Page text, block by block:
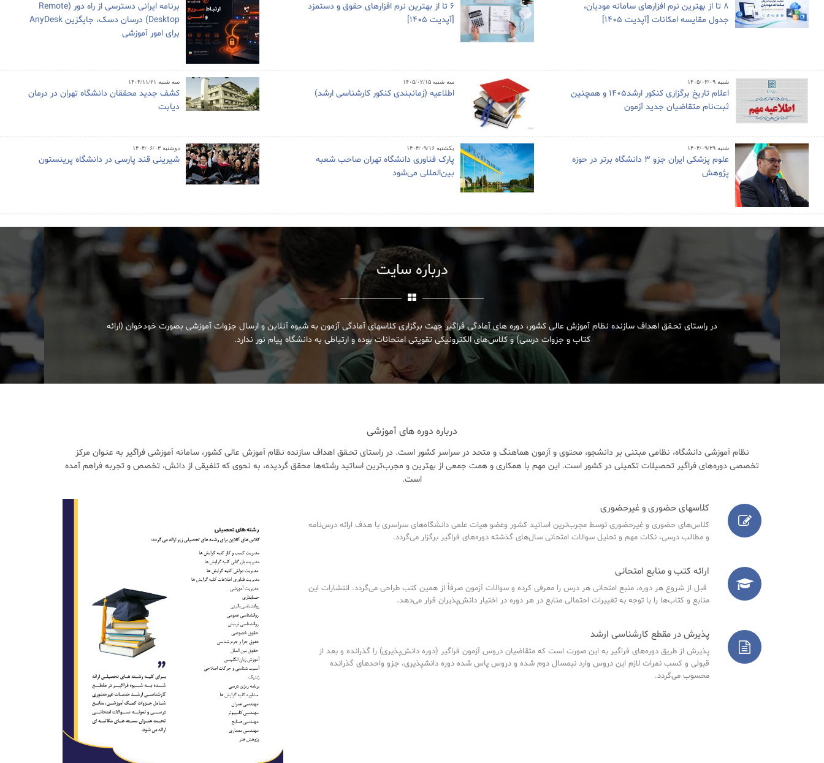
8 تا از بهترین نرم افزارهای سامانه مودیان،
جدول مقایسه امکانات [آپدیت 1405]
6 تا از بهترین نرم افزارهای حقوق و دستمزد
[آپدیت 1405]
برنامه ایرانی دسترسی از راه دور (Remote
Desktop) درسان دسک، جایگزین AnyDesk
برای امور آموزشی
شنبه ۱۴۰۵/۰۳/۰۹
اعلام تاریخ برگزاری کنکور ارشد1405 و همچنین
ثبت‌نام متقاضیان جدید آزمون
سه شنبه ۱۴۰۵/۰۲/۱۵
اطلاعیه (زمانبندی کنکور کارشناسی ارشد)
سه شنبه ۱۴۰۴/۱۱/۲۱
کشف جدید محققان دانشگاه تهران در درمان
دیابت
شنبه ۱۴۰۴/۰۹/۲۹
علوم پزشکی ایران جزو ۳ دانشگاه برتر در حوزه
پژوهش
یکشنبه ۱۴۰۴/۰۹/۱۶
پارک فناوری دانشگاه تهران صاحب شعبه
بین‌المللی می‌شود
دوشنبه ۱۴۰۴/۰۶/۰۳
شیرینی قند پارسی در دانشگاه پرینستون
درباره سایت
در راستای تحـقق اهداف سازنده نظام آموزش عالی کشور، دوره های آمادگی فراگیر جهت برگزاری کلاسهای آمادگی آزمون به شیوه آنلاین و ارسال جزوات آموزشی بصورت خودخوان (ارائه
کتاب و جزوات درسی) و کلاس‌های الکترونیکی تقویتی امتحانات بوده و ارتباطی به دانشگاه پیام نور ندارد.
درباره دوره های آموزشی
نظام آموزشی دانشگاه، نظامی مبتنی بر دانشجو، محتوی و آزمون هماهنگ و متحد در سراسر کشور است. در راستای تحـقق اهداف سازنده نظام آموزش عالی کشور، سامانه آموزشی فراگیر به عنـوان مرکز
تخصصی دوره‌های فراگیر تحصیلات تکمیلی در کشور است. این مهم با همکاری و همت جمعی از بهترین و مجرب‌ترین اساتید رشته‌ها محقق گردیده، به نحوی که تلفیقی از دانش، تخصص و تجربه فراهم آمده
است.
کلاسهای حضوری و غیرحضوری
کلاس‌های حضوری و غیرحضوری توسط مجرب‌ترین اساتید کشور وعضو هیات علمی دانشگاه‌های سراسری با هدف ارائه درس‌نامه‌
و مطالب درسی، نکات مهم و تحلیل سوالات امتحانی سال‌های گذشته دوره‌های فراگیر برگزار می‌گردد.
ارائه کتب و منابع امتحانی
قبل از شروع هر دوره، منبع امتحانی هر درس را معرفی کرده و سوالات آزمون صرفاً از همین کتب طراحی می‌گردد. انتشارات این
منابع و کتاب‌ها را با توجه به تغییرات احتمالی منابع در هر دوره در اختیار دانش‌پذیران قرار می‌دهد.
پذیرش در مقطع کارشناسی ارشد
پذیرش از طریق دوره‌های فراگیر به این صورت است که متقاضیان دروس آزمون فراگیر (دوره دانش‌پذیری) را گذرانده و بعد از
قبولی و کسب نمرات لازم این دروس وارد نیمسال دوم شده و دروس پاس شده دوره دانشپذیری، جزو واحدهای گذرانده
محسوب می‌گردد.